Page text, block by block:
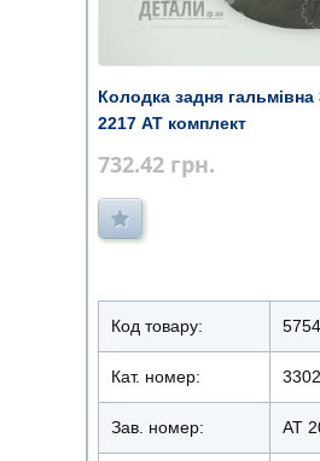
Колодка задня гальмівна
2217 АТ комплект
732.42 грн.
Код товару:
Кат. номер:
Зав. номер: AT